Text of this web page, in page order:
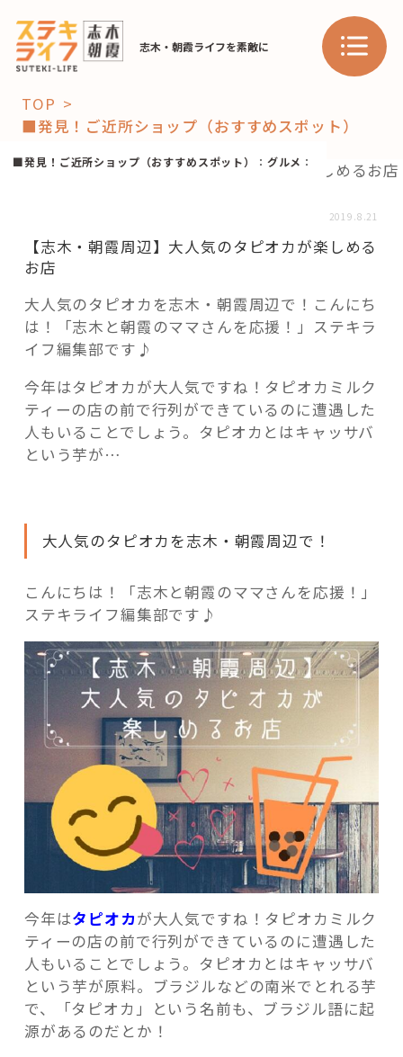
志木・朝霞ライフを素敵に
「コト」
おすすめ
スポット 学び・教育
「場」
HAREL HAREL
活用事例
fleXe リノベ事例
「ひと」
協賛・協力店
コーディネーター紹介
これからの暮らし 住み替え相談
記事検索
TOP
■発見！ご近所ショップ（おすすめスポット）
■発見！ご近所ショップ（おすすめスポット） ： グルメ ：
2019.8.21
【志木・朝霞周辺】大人気のタピオカが楽しめる
お店
大人気のタピオカを志木・朝霞周辺で！こんにち
は！「志木と朝霞のママさんを応援！」ステキラ
イフ編集部です♪
今年はタピオカが大人気ですね！タピオカミルク
ティーの店の前で行列ができているのに遭遇した
人もいることでしょう。タピオカとはキャッサバ
という芋が…
大人気のタピオカを志木・朝霞周辺で！
こんにちは！「志木と朝霞のママさんを応援！」
ステキライフ編集部です♪
今年はタピオカが大人気ですね！タピオカミルク
ティーの店の前で行列ができているのに遭遇した
人もいることでしょう。タピオカとはキャッサバ
という芋が原料。ブラジルなどの南米でとれる芋
で、「タピオカ」という名前も、ブラジル語に起
源があるのだとか！